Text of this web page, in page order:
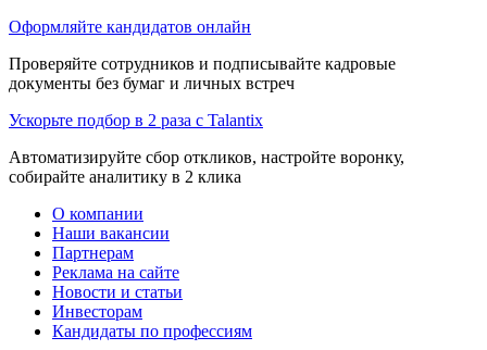
Оформляйте кандидатов онлайн
Проверяйте сотрудников и подписывайте кадровые
документы без бумаг и личных встреч
Ускорьте подбор в 2 раза с Talantix
Автоматизируйте сбор откликов, настройте воронку,
собирайте аналитику в 2 клика
О компании
Наши вакансии
Партнерам
Реклама на сайте
Новости и статьи
Инвесторам
Кандидаты по профессиям